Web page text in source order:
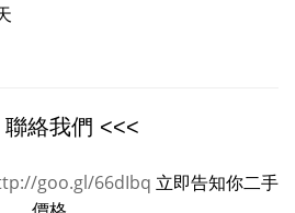
聯絡我們 <<<
goo.gl/66dIbq 立即告知你二手